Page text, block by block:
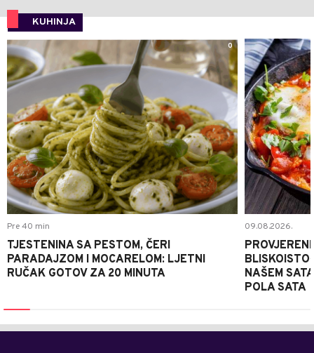
KUHINJA
0
Pre 40 min
TJESTENINA SA PESTOM, ČERI
PARADAJZOM I MOCARELOM: LJETNI
RUČAK GOTOV ZA 20 MINUTA
09.08.2026.
NAŠEM
POLA SATA